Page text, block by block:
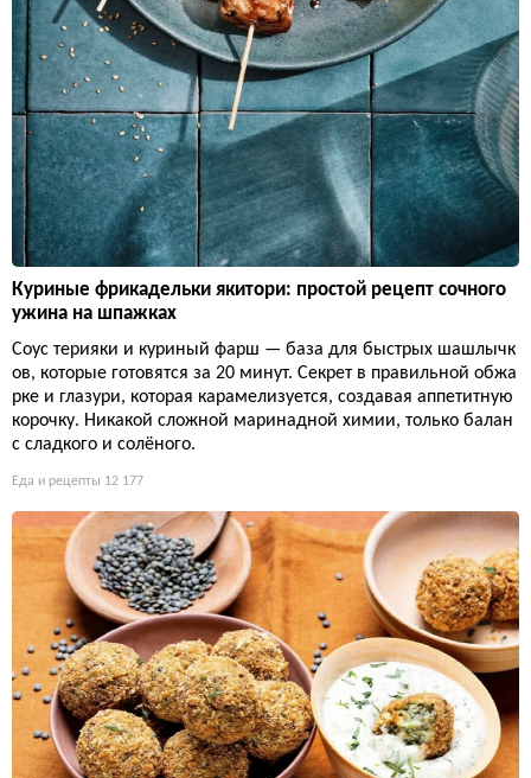
Куриные фрикадельки якитори: простой рецепт сочного
ужина на шпажках
Соус терияки и куриный фарш — база для быстрых шашлычк
ов, которые готовятся за 20 минут. Секрет в правильной обжа
рке и глазури, которая карамелизуется, создавая аппетитную
корочку. Никакой сложной маринадной химии, только балан
с сладкого и солёного.
Еда и рецепты 12 177